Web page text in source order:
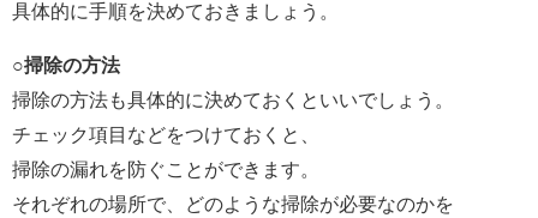
具体的に手順を決めておきましょう。
○掃除の方法
掃除の方法も具体的に決めておくといいでしょう。
チェック項目などをつけておくと、
掃除の漏れを防ぐことができます。
それぞれの場所で、どのような掃除が必要なのかを